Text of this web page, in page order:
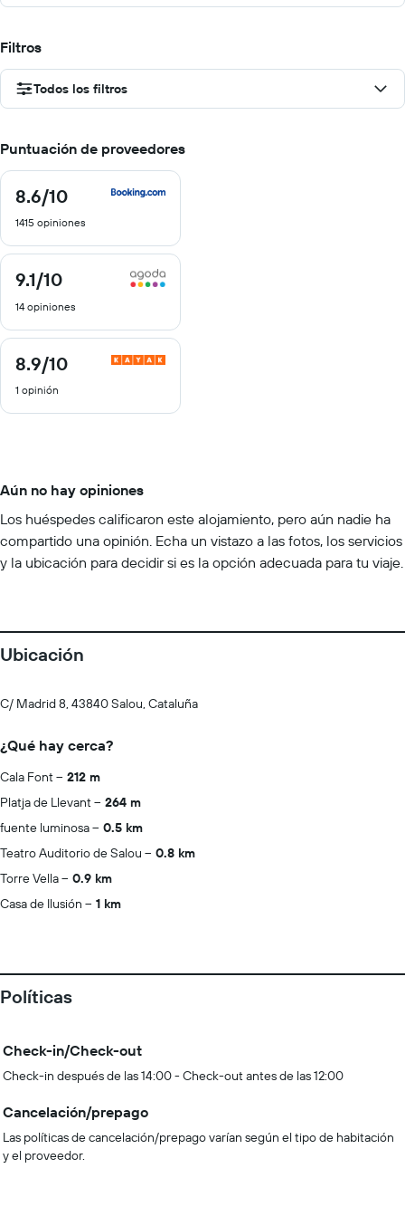
Filtros
Todos los filtros
Puntuación de proveedores
8.6/10
8.6
10
1415 opiniones
9.1/10
9.1
10
14 opiniones
8.9/10
8.9
10
1 opinión
Aún no hay opiniones
Los huéspedes calificaron este alojamiento, pero aún nadie ha
compartido una opinión. Echa un vistazo a las fotos, los servicios
y la ubicación para decidir si es la opción adecuada para tu viaje.
Ubicación
C/ Madrid 8, 43840 Salou, Cataluña
¿Qué hay cerca?
Cala Font
212 m
Platja de Llevant
264 m
fuente luminosa
0.5 km
Teatro Auditorio de Salou
0.8 km
Torre Vella
0.9 km
Casa de Ilusión
1 km
Políticas
Check-in/Check-out
Check-in después de las 14:00 - Check-out antes de las 12:00
Cancelación/prepago
Las políticas de cancelación/prepago varían según el tipo de habitación
y el proveedor.